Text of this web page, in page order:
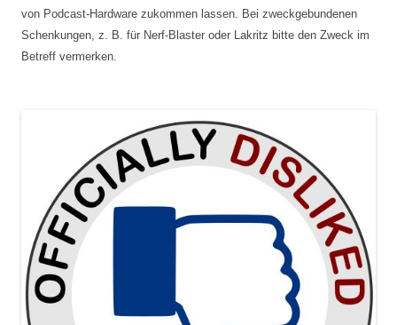
von Podcast-Hardware zukommen lassen. Bei zweckgebundenen
Schenkungen, z. B. für Nerf-Blaster oder Lakritz bitte den Zweck im
Betreff vermerken.